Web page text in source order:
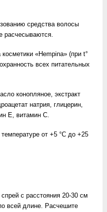
средства волосы
расчесываются.
«Hempina» (при t°
всех питательных
конопляное, экстракт
натрия, глицерин,
Е, витамин С.
от +5 °С до +25
с расстояния 20-30 см
всей длине. Расчешите